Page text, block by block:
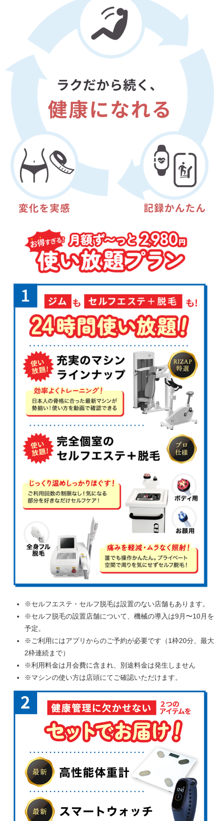
※セルフエステ・セルフ脱毛は設置のない店舗もあります。
※セルフ脱毛の設置店舗について、機械の導入は9月〜10月を
予定。
※ご利用にはアプリからのご予約が必要です（1枠20分、最大
2枠連続まで）
※利用料金は月会費に含まれ、別途料金は発生しません
※マシンの使い方は店頭にてご確認いただけます。